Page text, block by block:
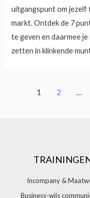
uitgangspunt om jezelf
markt. Ontdek de 7
te geven en daarmee
zetten in klinkende
1 2 …
Incompany &
Business-wijs